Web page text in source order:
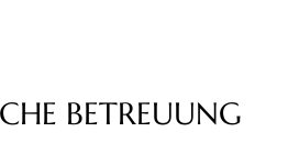
BETREUUNG